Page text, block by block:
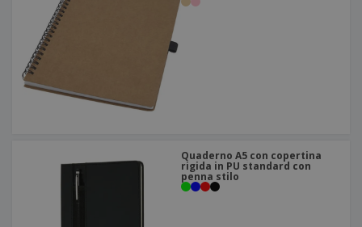
Quaderno A5 con copertina
rigida in PU standard con
penna stilo